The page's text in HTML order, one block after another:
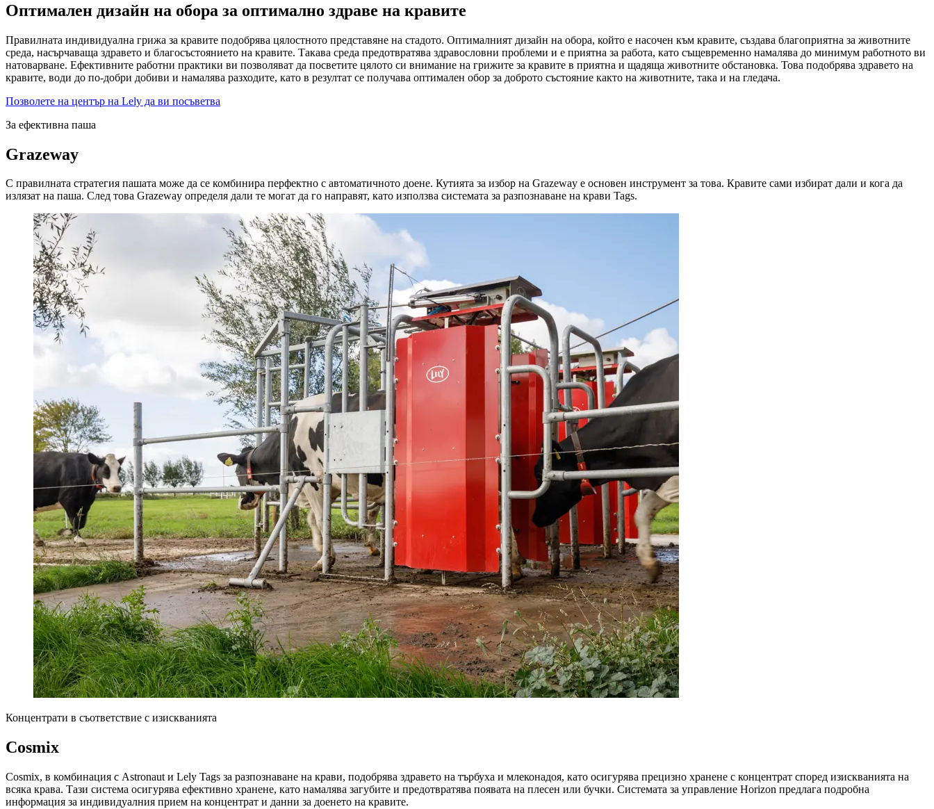
Оптимален дизайн на обора за оптимално здраве на кравите
Правилната индивидуална грижа за кравите подобрява цялостното представяне на стадото. Оптималният дизайн на обора, който е насочен към кравите, създава благоприятна за животните
среда, насърчаваща здравето и благосъстоянието на кравите. Такава среда предотвратява здравословни проблеми и е приятна за работа, като същевременно намалява до минимум работното ви
натоварване. Ефективните работни практики ви позволяват да посветите цялото си внимание на грижите за кравите в приятна и щадяща животните обстановка. Това подобрява здравето на
кравите, води до по-добри добиви и намалява разходите, като в резултат се получава оптимален обор за доброто състояние както на животните, така и на гледача.
Позволете на център на Lely да ви посъветва
За ефективна паша
Grazeway
С правилната стратегия пашата може да се комбинира перфектно с автоматичното доене. Кутията за избор на Grazeway е основен инструмент за това. Кравите сами избират дали и кога да
излязат на паша. След това Grazeway определя дали те могат да го направят, като използва системата за разпознаване на крави Tags.
Концентрати в съответствие с изискванията
Cosmix
Cosmix, в комбинация с Astronaut и Lely Tags за разпознаване на крави, подобрява здравето на търбуха и млеконадоя, като осигурява прецизно хранене с концентрат според изискванията на
всяка крава. Тази система осигурява ефективно хранене, като намалява загубите и предотвратява появата на плесен или бучки. Системата за управление Horizon предлага подробна
информация за индивидуалния прием на концентрат и данни за доенето на кравите.